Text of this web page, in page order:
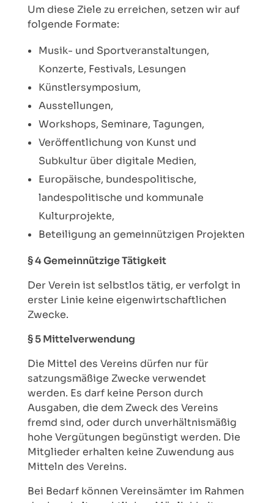
Um diese Ziele zu erreichen, setzen wir auf
folgende Formate:
Musik- und Sportveranstaltungen,
Konzerte, Festivals, Lesungen
Künstlersymposium,
Ausstellungen,
Workshops, Seminare, Tagungen,
Veröffentlichung von Kunst und
Subkultur über digitale Medien,
Europäische, bundespolitische,
landespolitische und kommunale
Kulturprojekte,
Beteiligung an gemeinnützigen Projekten
§ 4 Gemeinnützige Tätigkeit
Der Verein ist selbstlos tätig, er verfolgt in
erster Linie keine eigenwirtschaftlichen
Zwecke.
§ 5 Mittelverwendung
Die Mittel des Vereins dürfen nur für
satzungsmäßige Zwecke verwendet
werden. Es darf keine Person durch
Ausgaben, die dem Zweck des Vereins
fremd sind, oder durch unverhältnismäßig
hohe Vergütungen begünstigt werden. Die
Mitglieder erhalten keine Zuwendung aus
Mitteln des Vereins.
Bei Bedarf können Vereinsämter im Rahmen